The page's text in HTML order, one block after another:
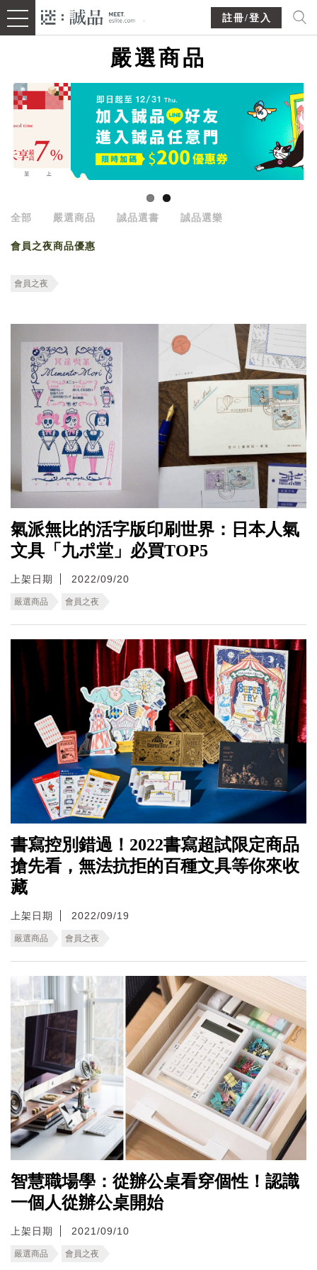
註冊/登入
嚴選商品
全部 嚴選商品 誠品選書 誠品選樂
會員之夜商品優惠
會員之夜
氣派無比的活字版印刷世界：日本人氣
文具「九ポ堂」必買TOP5
上架日期 2022/09/20
嚴選商品 會員之夜
書寫控別錯過！2022書寫超試限定商品
搶先看，無法抗拒的百種文具等你來收
藏
上架日期 2022/09/19
嚴選商品 會員之夜
智慧職場學：從辦公桌看穿個性！認識
一個人從辦公桌開始
上架日期 2021/09/10
嚴選商品 會員之夜